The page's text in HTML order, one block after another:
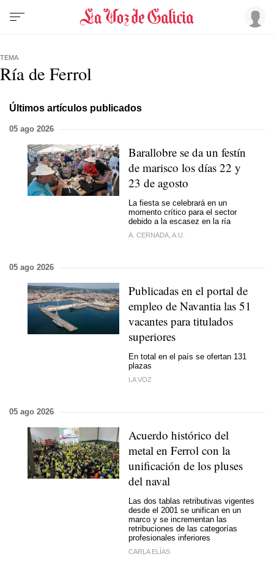
TEMA
Ría de Ferrol
Últimos artículos publicados
05 ago 2026
Barallobre se da un festín
de marisco los días 22 y
23 de agosto
La fiesta se celebrará en un
momento crítico para el sector
debido a la escasez en la ría
A. CERNADA, A.U.
05 ago 2026
Publicadas en el portal de
empleo de Navantia las 51
vacantes para titulados
superiores
En total en el país se ofertan 131
plazas
LA VOZ
05 ago 2026
Acuerdo histórico del
metal en Ferrol con la
unificación de los pluses
del naval
Las dos tablas retributivas vigentes
desde el 2001 se unifican en un
marco y se incrementan las
retribuciones de las categorías
profesionales inferiores
CARLA ELÍAS